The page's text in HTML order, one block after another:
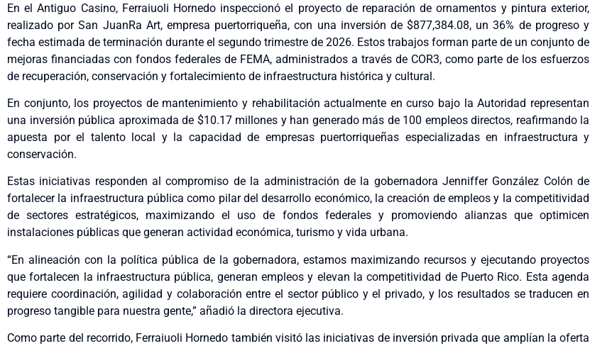
En el Antiguo Casino, Ferraiuoli Hornedo inspeccionó el proyecto de reparación de ornamentos y pintura exterior,
realizado por San JuanRa Art, empresa puertorriqueña, con una inversión de $877,384.08, un 36% de progreso y
fecha estimada de terminación durante el segundo trimestre de 2026. Estos trabajos forman parte de un conjunto de
mejoras financiadas con fondos federales de FEMA, administrados a través de COR3, como parte de los esfuerzos
de recuperación, conservación y fortalecimiento de infraestructura histórica y cultural.
En conjunto, los proyectos de mantenimiento y rehabilitación actualmente en curso bajo la Autoridad representan
una inversión pública aproximada de $10.17 millones y han generado más de 100 empleos directos, reafirmando la
apuesta por el talento local y la capacidad de empresas puertorriqueñas especializadas en infraestructura y
conservación.
Estas iniciativas responden al compromiso de la administración de la gobernadora Jenniffer González Colón de
fortalecer la infraestructura pública como pilar del desarrollo económico, la creación de empleos y la competitividad
de sectores estratégicos, maximizando el uso de fondos federales y promoviendo alianzas que optimicen
instalaciones públicas que generan actividad económica, turismo y vida urbana.
“En alineación con la política pública de la gobernadora, estamos maximizando recursos y ejecutando proyectos
que fortalecen la infraestructura pública, generan empleos y elevan la competitividad de Puerto Rico. Esta agenda
requiere coordinación, agilidad y colaboración entre el sector público y el privado, y los resultados se traducen en
progreso tangible para nuestra gente,” añadió la directora ejecutiva.
Como parte del recorrido, Ferraiuoli Hornedo también visitó las iniciativas de inversión privada que amplían la oferta